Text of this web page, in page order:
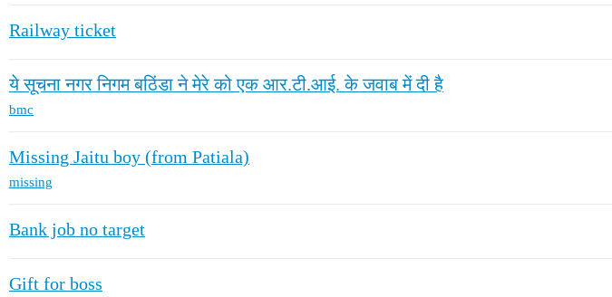
Railway ticket
ये सूचना नगर निगम बठिंडा ने मेरे को एक आर.टी.आई. के जवाब में दी है
bmc
Missing Jaitu boy (from Patiala)
missing
Bank job no target
Gift for boss